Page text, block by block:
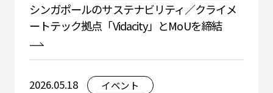
シンガポールのサステナビリティ／クライメ
ートテック拠点「Vidacity」とMoUを締結
2026.05.18 イベント